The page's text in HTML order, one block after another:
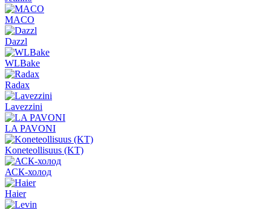
MACO
Dazzl
WLBake
Radax
Lavezzini
LA PAVONI
Koneteollisuus (KT)
АСК-холод
Haier